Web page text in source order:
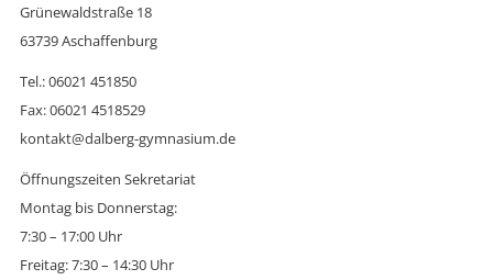
Grünewaldstraße 18
63739 Aschaffenburg
Tel.: 06021 451850
Fax: 06021 4518529
kontakt@dalberg-gymnasium.de
Öffnungszeiten Sekretariat
Montag bis Donnerstag:
7:30 – 17:00 Uhr
Freitag: 7:30 – 14:30 Uhr